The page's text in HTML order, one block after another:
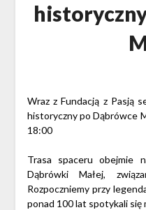
Wraz z Fundacją z Pasją
historyczny po Dąbrówce
18:00
Trasa spaceru obejmie
Dąbrówki Małej,
Rozpoczniemy przy
ponad 100 lat spotykali się